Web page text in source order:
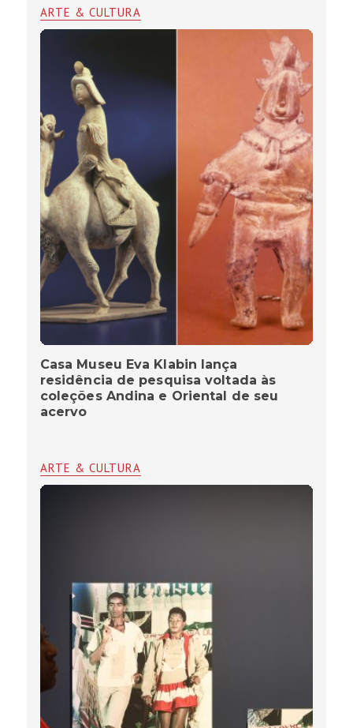
ARTE & CULTURA
Casa Museu Eva Klabin lança
residência de pesquisa voltada às
coleções Andina e Oriental de seu
acervo
ARTE & CULTURA